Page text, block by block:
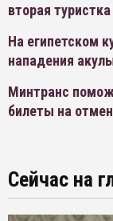
вторая туристка
На египетском
нападения
Минтранс
билеты на
Сейчас на